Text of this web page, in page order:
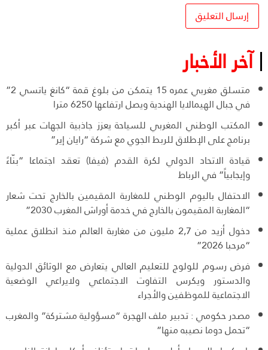
آخر الأخبار
متسلق مغربي عمره 15 يتمكن من بلوغ قمة “كانغ ياتسي 2”
في جبال الهيمالايا الهندية ويصل ارتفاعها 6250 مترا
المكتب الوطني المغربي للسياحة يعزز جاذبية الجهات عبر أكبر
برنامج على الإطلاق للربط الجوي مع شركة “رايان إير”
قيادة الاتحاد الدولي لكرة القدم (فيفا) تعقد اجتماعا “بنّاءً
وإيجابياً” في الرباط
الاحتفال باليوم الوطني للمغاربة المقيمين بالخارج تحت شعار
“المغاربة المقيمون بالخارج في خدمة أوراش المغرب 2030”
دخول أزيد من 2,7 مليون من مغاربة العالم منذ انطلاق عملية
“مرحبا 2026”
فرض رسوم للولوج للتعليم العالي يتعارض مع الوثائق الدولية
والدستور ويكرس التفاوت الاجتماعي ولايراعي الوضعية
الاجتماعية للموظفين والأجراء
مصدر حكومي : تدبير ملف الهجرة “مسؤولية مشتركة” والمغرب
“تحمل دوما نصيبه منها”